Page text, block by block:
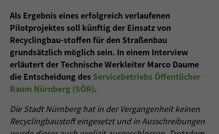
Als Ergebnis eines erfolgreich verlaufenen
Pilotprojektes soll künftig der Einsatz von
Recyclingbau-stoffen für den Straßenbau
grundsätzlich möglich sein. In einem Interview
erläutert der Technische Werkleiter Marco Daume
die Entscheidung des Servicebetriebs Öffentlicher
Raum Nürnberg (SÖR).
Die Stadt Nürnberg hat in der Vergangenheit keinen
Recyclingbaustoff eingesetzt und in Ausschreibungen